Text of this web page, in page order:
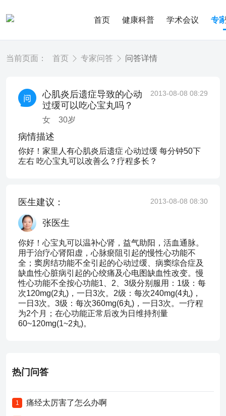
首页 健康科普 学术会议 专
当前页面： 首页 专家问答 问答详情
心肌炎后遗症导致的心动
过缓可以吃心宝丸吗？
女 30岁
2013-08-08 08:29
病情描述
你好！家里人有心肌炎后遗症 心动过缓 每分钟50下
左右 吃心宝丸可以改善么？疗程多长？
医生建议： 2013-08-08 08:30
张医生
你好！心宝丸可以温补心肾，益气助阳，活血通脉。
用于治疗心肾阳虚，心脉瘀阻引起的慢性心功能不
全；窦房结功能不全引起的心动过缓、病窦综合症及
缺血性心脏病引起的心绞痛及心电图缺血性改变。慢
性心功能不全按心功能1、2、3级分别服用：1级：每
次120mg(2丸)，一日3次。2级：每次240mg(4丸)，
一日3次。3级：每次360mg(6丸)，一日3次。一疗程
为2个月；在心功能正常后改为日维持剂量
60~120mg(1~2丸)。
热门问答
1 痛经太厉害了怎么办啊